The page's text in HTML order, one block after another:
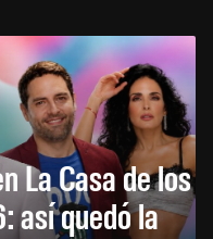
La Casa de los
así quedó la